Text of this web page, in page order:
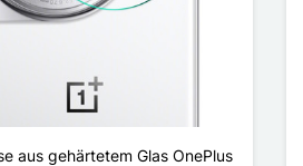
aus gehärtetem Glas OnePlus